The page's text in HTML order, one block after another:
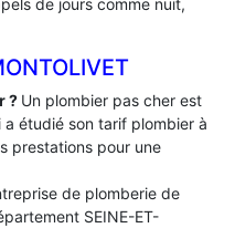
? Un plombier pas cher est
étudié son tarif plombier à
prestations pour une
de plomberie de
SEINE-ET-